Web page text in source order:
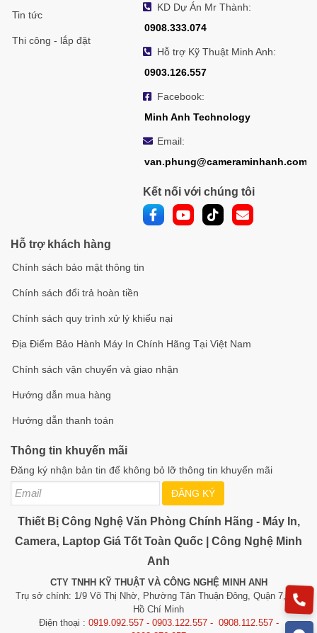
Tin tức
Thi công - lắp đặt
KD Dự Án Mr Thành:
0908.333.074
Hỗ trợ Kỹ Thuật Minh Anh:
0903.126.557
Facebook:
Minh Anh Technology
Email:
van.phung@cameraminhanh.com
Kết nối với chúng tôi
Hỗ trợ khách hàng
Chính sách bảo mật thông tin
Chính sách đổi trả hoàn tiền
Chính sách quy trình xử lý khiếu nại
Địa Điểm Bảo Hành Máy In Chính Hãng Tại Việt Nam
Chính sách vận chuyển và giao nhận
Hướng dẫn mua hàng
Hướng dẫn thanh toán
Thông tin khuyến mãi
Đăng ký nhận bản tin để không bỏ lỡ thông tin khuyến mãi
ĐĂNG KÝ
Thiết Bị Công Nghệ Văn Phòng Chính Hãng - Máy In,
Camera, Laptop Giá Tốt Toàn Quốc | Công Nghệ Minh
Anh
CTY TNHH KỸ THUẬT VÀ CÔNG NGHỆ MINH ANH
Trụ sở chính: 1/9 Võ Thị Nhờ, Phường Tân Thuận Đông, Quận 7, TP.
Hồ Chí Minh
Điện thoại : 0919.092.557 - 0903.122.557 - 0908.112.557 -